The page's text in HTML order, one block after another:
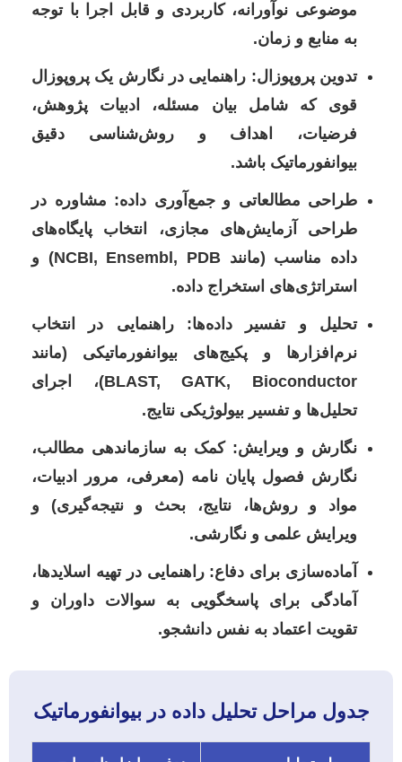
موضوعی نوآورانه، کاربردی و قابل اجرا با توجه
به منابع و زمان.
تدوین پروپوزال: راهنمایی در نگارش یک پروپوزال
قوی که شامل بیان مسئله، ادبیات پژوهش،
فرضیات، اهداف و روش‌شناسی دقیق
بیوانفورماتیک باشد.
طراحی مطالعاتی و جمع‌آوری داده: مشاوره در
طراحی آزمایش‌های مجازی، انتخاب پایگاه‌های
داده مناسب (مانند NCBI, Ensembl, PDB) و
استراتژی‌های استخراج داده.
تحلیل و تفسیر داده‌ها: راهنمایی در انتخاب
نرم‌افزارها و پکیج‌های بیوانفورماتیکی (مانند
BLAST, GATK, Bioconductor)، اجرای
تحلیل‌ها و تفسیر بیولوژیکی نتایج.
نگارش و ویرایش: کمک به سازماندهی مطالب،
نگارش فصول پایان نامه (معرفی، مرور ادبیات،
مواد و روش‌ها، نتایج، بحث و نتیجه‌گیری) و
ویرایش علمی و نگارشی.
آماده‌سازی برای دفاع: راهنمایی در تهیه اسلایدها،
آمادگی برای پاسخگویی به سوالات داوران و
تقویت اعتماد به نفس دانشجو.
جدول مراحل تحلیل داده در بیوانفورماتیک